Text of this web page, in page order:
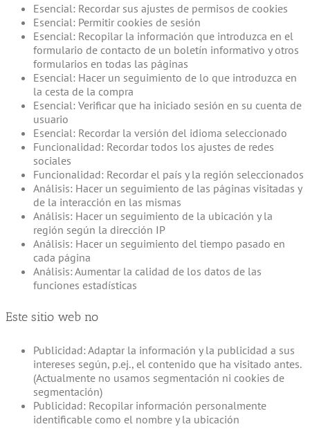
Esencial: Recordar sus ajustes de permisos de cookies
Esencial: Permitir cookies de sesión
Esencial: Recopilar la información que introduzca en el
formulario de contacto de un boletín informativo y otros
formularios en todas las páginas
Esencial: Hacer un seguimiento de lo que introduzca en
la cesta de la compra
Esencial: Verificar que ha iniciado sesión en su cuenta de
usuario
Esencial: Recordar la versión del idioma seleccionado
Funcionalidad: Recordar todos los ajustes de redes
sociales
Funcionalidad: Recordar el país y la región seleccionados
Análisis: Hacer un seguimiento de las páginas visitadas y
de la interacción en las mismas
Análisis: Hacer un seguimiento de la ubicación y la
región según la dirección IP
Análisis: Hacer un seguimiento del tiempo pasado en
cada página
Análisis: Aumentar la calidad de los datos de las
funciones estadísticas
Este sitio web no
Publicidad: Adaptar la información y la publicidad a sus
intereses según, p.ej., el contenido que ha visitado antes.
(Actualmente no usamos segmentación ni cookies de
segmentación)
Publicidad: Recopilar información personalmente
identificable como el nombre y la ubicación